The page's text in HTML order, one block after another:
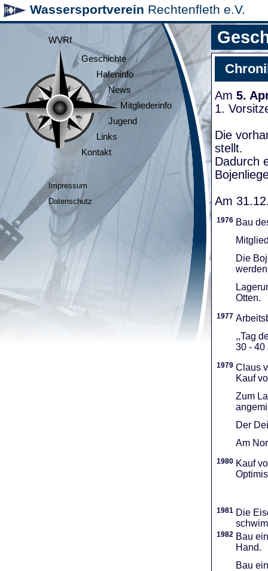
Wassersportverein Rechtenfleth e.V.
WVRf
Geschichte
Hafeninfo
News
Mitgliederinfo
Jugend
Links
Kontakt
Impressum
Datenschutz
Am 5.
1.
Die
stellt.
Dadurch
Am
1976 Bau
Die
Otten.
1977
,,Tag
30 - 40
1979 Claus
Kauf
Zum
Der
Am
1980 Kauf
1981 Die
1982 Bau
Hand.
Bau